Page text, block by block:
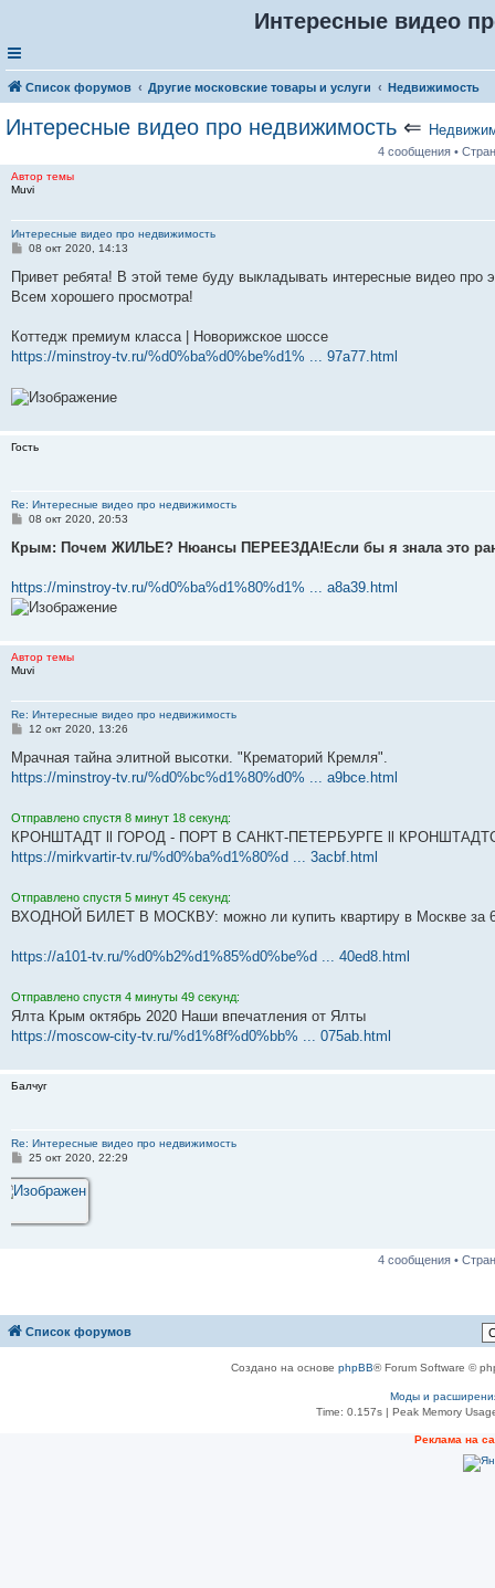
Интересные видео
Список форумов Другие московские товары и услуги Недвижимость
Интересные видео про недвижимость ⇐
4 сообщения •
Автор темы
Muvi
Интересные видео про недвижимость
С
о
щ
и
е
08 окт 2020, 14:13
Привет ребята! В этой теме буду выкладывать интересные видео
Всем хорошего просмотра!
Коттедж премиум класса | Новорижское шоссе
https://minstroy-tv.ru/%d0%ba%d0%be%d1% ... 97a77.html
Гость
Re: Интересные видео про недвижимость
С
о
е
н
и
08 окт 2020, 20:53
Крым: Почем ЖИЛЬЕ? Нюансы ПЕРЕЕЗДА!Если бы я знала это
https://minstroy-tv.ru/%d0%ba%d1%80%d1% ... a8a39.html
Автор темы
Muvi
Re: Интересные видео про недвижимость
С
о
б
щ
и
е
12 окт 2020, 13:26
Мрачная тайна элитной высотки. "Крематорий Кремля".
https://minstroy-tv.ru/%d0%bc%d1%80%d0% ... a9bce.html
Отправлено спустя 8 минут 18 секунд:
КРОНШТАДТ ll ГОРОД - ПОРТ В САНКТ-ПЕТЕРБУРГЕ ll
https://mirkvartir-tv.ru/%d0%ba%d1%80%d ... 3acbf.html
Отправлено спустя 5 минут 45 секунд:
ВХОДНОЙ БИЛЕТ В МОСКВУ: можно ли купить квартиру в Москве за
https://a101-tv.ru/%d0%b2%d1%85%d0%be%d ... 40ed8.html
Отправлено спустя 4 минуты 49 секунд:
Ялта Крым октябрь 2020 Наши впечатления от Ялты
https://moscow-city-tv.ru/%d1%8f%d0%bb% ... 075ab.html
Балчуг
Re: Интересные видео про недвижимость
С
о
б
е
25 окт 2020, 22:29
4 сообщения •
Список форумов
Создано на основе phpBB® Forum Software ©
Моды и
Time: 0.157s| Peak Memory
Реклама на